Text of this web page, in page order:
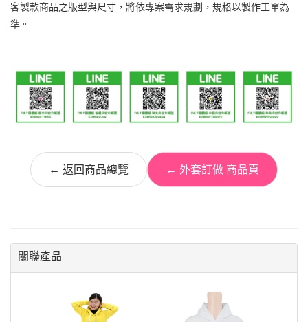
客製款商品之版型與尺寸，將依專案需求規劃，規格以製作工單為
準。
← 返回商品總覽 ← 外套訂做 商品頁
關聯產品